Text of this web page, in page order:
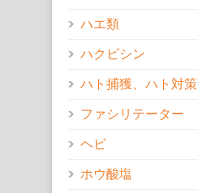
ハエ類
ハクビシン
ハト捕獲、ハト対策
ファシリテーター
ヘビ
ホウ酸塩